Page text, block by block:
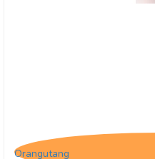
Orangutang